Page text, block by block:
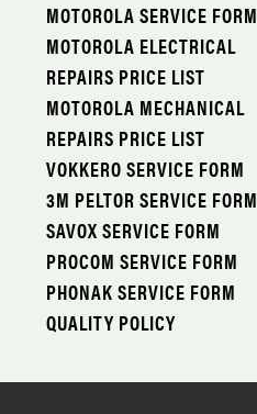
MOTOROLA SERVICE FORM
MOTOROLA ELECTRICAL
REPAIRS PRICE LIST
MOTOROLA MECHANICAL
REPAIRS PRICE LIST
VOKKERO SERVICE FORM
3M PELTOR SERVICE FORM
SAVOX SERVICE FORM
PROCOM SERVICE FORM
PHONAK SERVICE FORM
QUALITY POLICY